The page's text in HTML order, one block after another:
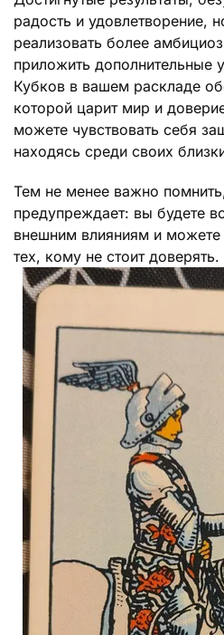
радость и удовлетворение,
реализовать более
приложить дополнительные
Кубков в вашем раскладе
которой царит мир и
можете чувствовать себя
находясь среди своих
Тем не менее важно
предупреждает: вы будете
внешним влияниям и можете
тех, кому не стоит доверять.